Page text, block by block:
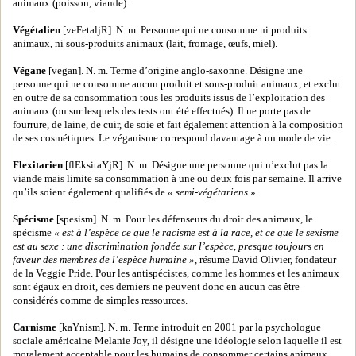
animaux (poisson, viande).
Végétalien [veFetaljR]. N. m. Personne qui ne consomme ni produits
animaux, ni sous-produits animaux (lait, fromage, œufs, miel).
Végane [vegan]. N. m. Terme d’origine anglo-saxonne. Désigne une
personne qui ne consomme aucun produit et sous-produit animaux, et exclut
en outre de sa consommation tous les produits issus de l’exploitation des
animaux (ou sur lesquels des tests ont été effectués). Il ne porte pas de
fourrure, de laine, de cuir, de soie et fait également attention à la composition
de ses cosmétiques. Le véganisme correspond davantage à un mode de vie.
Flexitarien [flEksitaYjR]. N. m. Désigne une personne qui n’exclut pas la
viande mais limite sa consommation à une ou deux fois par semaine. Il arrive
qu’ils soient également qualifiés de « semi-végétariens ».
Spécisme [spesism]. N. m. Pour les défenseurs du droit des animaux, le
spécisme « est à l’espèce ce que le racisme est à la race, et ce que le sexisme
est au sexe : une discrimination fondée sur l’espèce, presque toujours en
faveur des membres de l’espèce humaine », résume David Olivier, fondateur
de la Veggie Pride. Pour les antispécistes, comme les hommes et les animaux
sont égaux en droit, ces derniers ne peuvent donc en aucun cas être
considérés comme de simples ressources.
Carnisme [kaYnism]. N. m. Terme introduit en 2001 par la psychologue
sociale américaine Melanie Joy, il désigne une idéologie selon laquelle il est